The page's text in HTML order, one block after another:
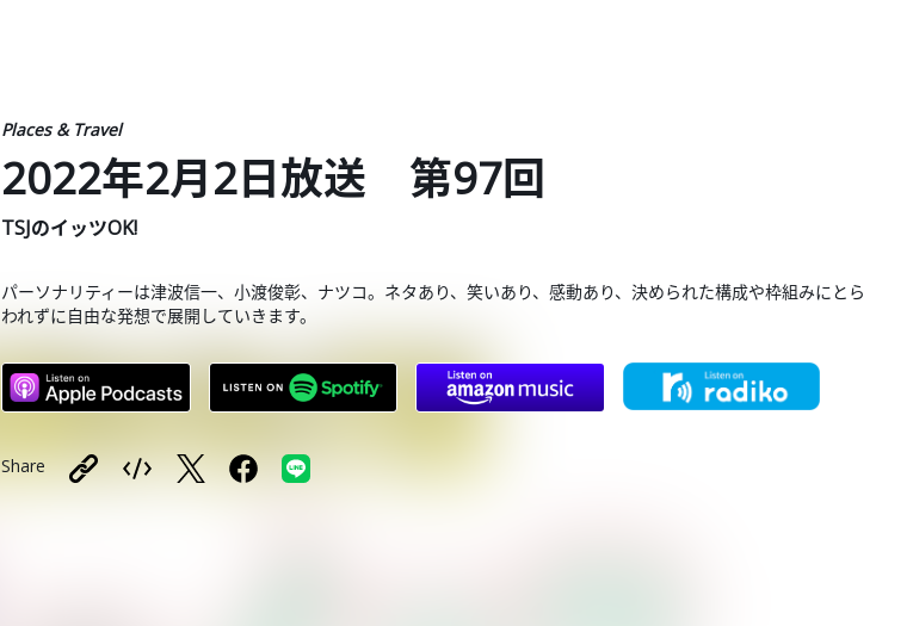
Places & Travel
2022年2月2日放送 第97回
TSJのイッツOK!
パーソナリティーは津波信一、小渡俊彰、ナツコ。ネタあり、笑いあり、感動あり、決められた構成や枠組みにとら
われずに自由な発想で展開していきます。
Share